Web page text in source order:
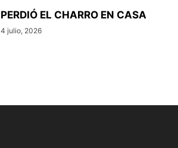
PERDIÓ EL CHARRO EN CASA
4 julio, 2026